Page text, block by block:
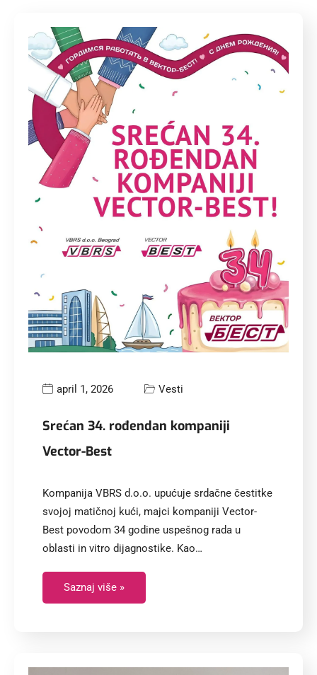
april 1, 2026 Vesti
Srećan 34. rođendan kompaniji
Vector-Best
Kompanija VBRS d.o.o. upućuje srdačne čestitke
svojoj matičnoj kući, majci kompaniji Vector-
Best povodom 34 godine uspešnog rada u
oblasti in vitro dijagnostike. Kao…
Saznaj više »